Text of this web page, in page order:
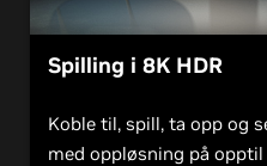
Spilling i 8K HDR
Koble til, spill, ta opp og
med oppløsning på opptil